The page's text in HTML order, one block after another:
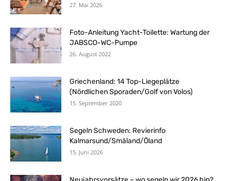
27. Mai 2026
Foto-Anleitung Yacht-Toilette: Wartung der
JABSCO-WC-Pumpe
26. August 2022
Griechenland: 14 Top-Liegeplätze
(Nördlichen Sporaden/Golf von Volos)
15. September 2020
Segeln Schweden: Revierinfo
Kalmarsund/Småland/Öland
15. Juni 2026